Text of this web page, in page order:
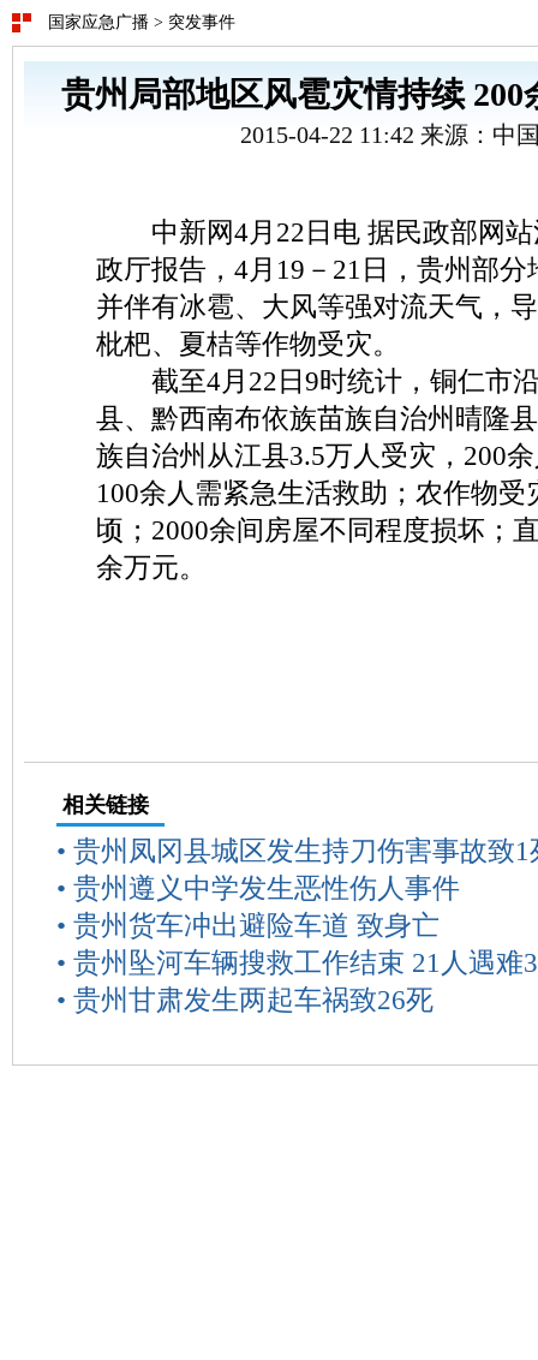
国家应急广播 > 突发事件
贵州局部地区风雹灾情持续
2015-04-22 11:42 来源：中
中新网4月22日电 据民政部网站
政厅报告，4月19－21日，贵州部
并伴有冰雹、大风等强对流天气，
枇杷、夏桔等作物受灾。
截至4月22日9时统计，铜仁市
县、黔西南布依族苗族自治州晴隆
族自治州从江县3.5万人受灾，200
100余人需紧急生活救助；农作物受
顷；2000余间房屋不同程度损坏；
余万元。
相关链接
• 贵州凤冈县城区发生持刀伤害事故致1
• 贵州遵义中学发生恶性伤人事件
• 贵州货车冲出避险车道 致身亡
• 贵州坠河车辆搜救工作结束 21人遇难
• 贵州甘肃发生两起车祸致26死